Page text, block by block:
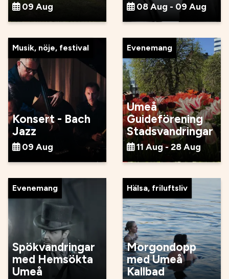
09 Aug 08 Aug - 09 Aug
Musik, nöje, festival
Konsert - Bach
Jazz
09 Aug
Evenemang
Umeå
Guideförening
Stadsvandringar
11 Aug - 28 Aug
Evenemang
Spökvandringar
med Hemsökta
Umeå
Hälsa, friluftsliv
Morgondopp
med Umeå
Kallbad